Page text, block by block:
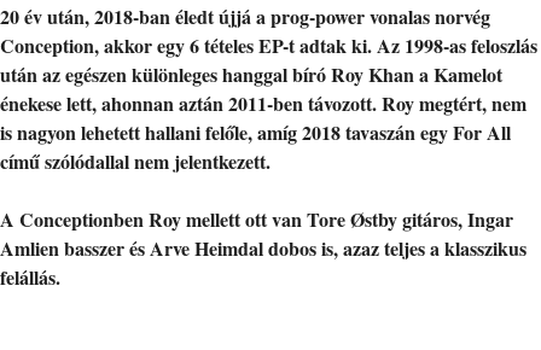
20 év után, 2018-ban éledt újjá a prog-power vonalas norvég
Conception, akkor egy 6 tételes EP-t adtak ki. Az 1998-as feloszlás
után az egészen különleges hanggal bíró Roy Khan a Kamelot
énekese lett, ahonnan aztán 2011-ben távozott. Roy megtért, nem
is nagyon lehetett hallani felőle, amíg 2018 tavaszán egy For All
című szólódallal nem jelentkezett.
A Conceptionben Roy mellett ott van Tore Østby gitáros, Ingar
Amlien basszer és Arve Heimdal dobos is, azaz teljes a klasszikus
felállás.